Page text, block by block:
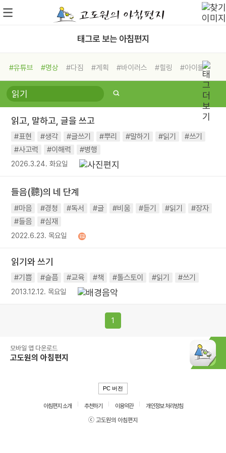
태그로 보는 아침편지
#유튜브 #명상 #다짐 #계획 #바이러스 #힐링
#아이들
#비전캠프
#독서캠프 #삶
#희망
#나눔 #친구 #링컨학교
#독서
#건강 #면역력
읽고, 말하고, 글을 쓰고
#표현 #생각 #글쓰기 #뿌리 #말하기 #읽기
#쓰기
#사고력
#이해력 #병행
2026.3.24. 화요일
들음(聽)의 네 단계
#마음 #경청 #독서 #글 #비움 #듣기 #읽기
#장자
#들음
#심재
2022.6.23. 목요일
읽기와 쓰기
#기쁨 #슬픔 #교육 #책 #톨스토이 #읽기 #쓰기
2013.12.12. 목요일
1
모바일 앱 다운로드
고도원의 아침편지
PC 버전
아침편지 소개 추천하기 이용약관
개인정보 처리방침
ⓒ 고도원의 아침편지